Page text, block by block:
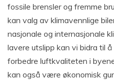
fossile brensler og fremme
kan valg av klimavennlige
nasjonale og internasjonale
lavere utslipp kan vi bidra til
forbedre luftkvaliteten i
kan også være økonomisk